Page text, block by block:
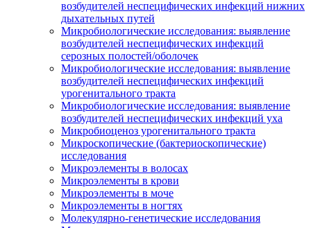
возбудителей неспецифических инфекций нижних
дыхательных путей
Микробиологические исследования: выявление
возбудителей неспецифических инфекций
серозных полостей/оболочек
Микробиологические исследования: выявление
возбудителей неспецифических инфекций
урогенитального тракта
Микробиологические исследования: выявление
возбудителей неспецифических инфекций уха
Микробиоценоз урогенитального тракта
Микроскопические (бактериоскопические)
исследования
Микроэлементы в волосах
Микроэлементы в крови
Микроэлементы в моче
Микроэлементы в ногтях
Молекулярно-генетические исследования